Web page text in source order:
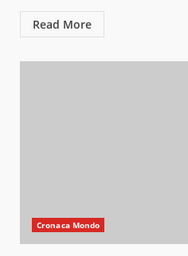
Read More
Cronaca Mondo